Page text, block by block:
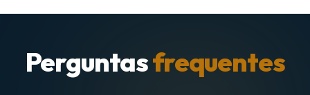
Perguntasfrequentes